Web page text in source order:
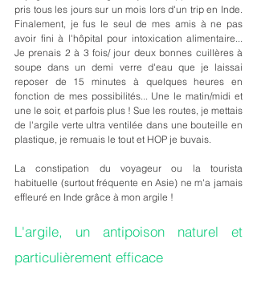
pris tous les jours sur un mois lors d'un trip en Inde.
Finalement, je fus le seul de mes amis à ne pas
avoir fini à l'hôpital pour intoxication alimentaire...
Je prenais 2 à 3 fois/ jour deux bonnes cuillères à
soupe dans un demi verre d'eau que je laissai
reposer de 15 minutes à quelques heures en
fonction de mes possibilités... Une le matin/midi et
une le soir, et parfois plus ! Sue les routes, je mettais
de l'argile verte ultra ventilée dans une bouteille en
plastique, je remuais le tout et HOP je buvais.
La constipation du voyageur ou la tourista
habituelle (surtout fréquente en Asie) ne m'a jamais
effleuré en Inde grâce à mon argile !
L'argile, un antipoison naturel et
particulièrement efficace